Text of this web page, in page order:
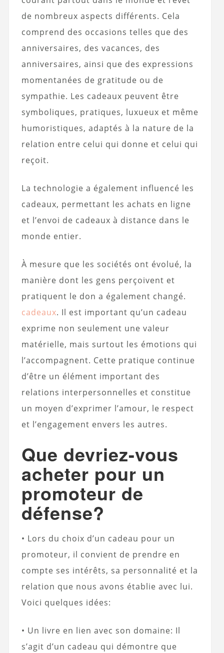
de nombreux aspects différents. Cela
comprend des occasions telles que des
anniversaires, des vacances, des
anniversaires, ainsi que des expressions
momentanées de gratitude ou de
sympathie. Les cadeaux peuvent être
symboliques, pratiques, luxueux et même
humoristiques, adaptés à la nature de la
relation entre celui qui donne et celui qui
reçoit.
La technologie a également influencé les
cadeaux, permettant les achats en ligne
et l’envoi de cadeaux à distance dans le
monde entier.
À mesure que les sociétés ont évolué, la
manière dont les gens perçoivent et
pratiquent le don a également changé.
cadeaux. Il est important qu’un cadeau
exprime non seulement une valeur
matérielle, mais surtout les émotions qui
l’accompagnent. Cette pratique continue
d’être un élément important des
relations interpersonnelles et constitue
un moyen d’exprimer l’amour, le respect
et l’engagement envers les autres.
Que devriez-vous
acheter pour un
promoteur de
défense?
• Lors du choix d’un cadeau pour un
promoteur, il convient de prendre en
compte ses intérêts, sa personnalité et la
relation que nous avons établie avec lui.
Voici quelques idées:
• Un livre en lien avec son domaine: Il
s’agit d’un cadeau qui démontre que